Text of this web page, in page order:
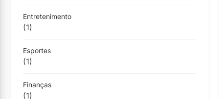
Entretenimento
(1)
Esportes
(1)
Finanças
(1)